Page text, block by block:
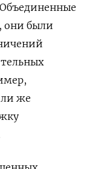
они были
же